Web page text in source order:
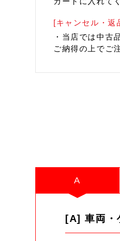
[キャンセル・返
・当店では中古
ご納得の上でご
A
[A] 車両・